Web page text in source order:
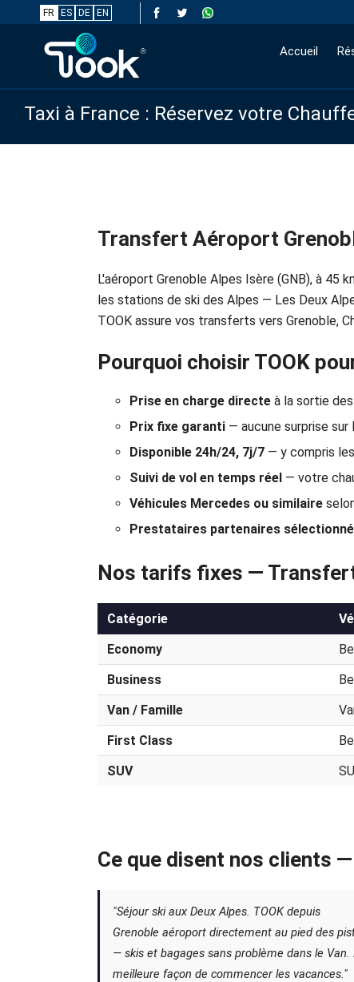
FR ES DE EN
Accueil
Taxi à France : Réservez votre
Transfert Aéroport
L'aéroport Grenoble Alpes Isère (GNB), à
les stations de ski des Alpes — Les Deux
TOOK assure vos transferts vers Grenoble,
Pourquoi choisir TOOK
Prise en charge directe à la sortie
Prix fixe garanti — aucune surprise
Disponible 24h/24, 7j/7 — y compris
Suivi de vol en temps réel — votre
Véhicules Mercedes ou similaire
Prestataires partenaires
Nos tarifs fixes —
Catégorie
Economy
Business
Van / Famille
First Class
SUV
Ce que disent nos clients
"Séjour ski aux Deux Alpes. TOOK depuis
Grenoble aéroport directement au pied des
— skis et bagages sans problème dans le Van.
meilleure façon de commencer les vacances."